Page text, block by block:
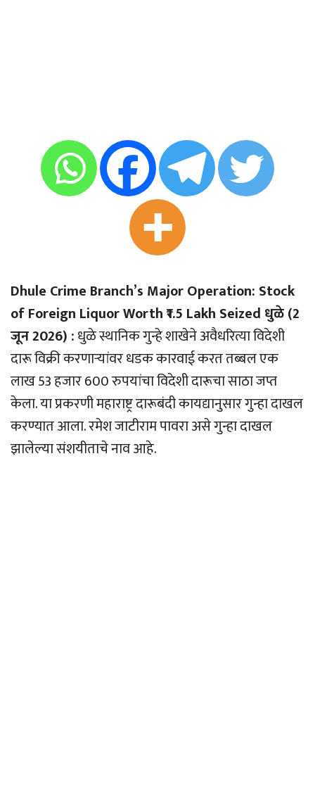
Dhule Crime Branch’s Major Operation: Stock
of Foreign Liquor Worth ₹1.5 Lakh Seized धुळे (2
जून 2026) :धुळे स्थानिक गुन्हे शाखेने अवैधरित्या विदेशी
दारू विक्री करणार्‍यांवर धडक कारवाई करत तब्बल एक
लाख 53 हजार 600 रुपयांचा विदेशी दारूचा साठा जप्त
केला. या प्रकरणी महाराष्ट्र दारूबंदी कायद्यानुसार गुन्हा दाखल
करण्यात आला. रमेश जाटीराम पावरा असे गुन्हा दाखल
झालेल्या संशयीताचे नाव आहे.